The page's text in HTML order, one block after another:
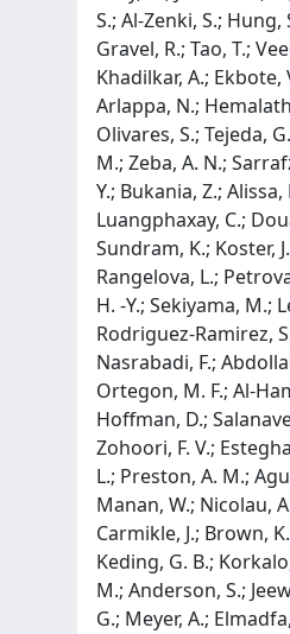
S.; Al-Zenki, S.; Hung,
Gravel, R.; Tao, T.;
Khadilkar, A.;
Arlappa, N.;
Olivares, S.; Tejeda,
M.; Zeba, A. N.;
Y.; Bukania, Z.;
Luangphaxay, C.;
Sundram, K.; Koster,
Rangelova, L.;
H. -Y.; Sekiyama, M.;
Rodriguez-Ramirez,
Nasrabadi, F.;
Ortegon, M. F.; Al-
Hoffman, D.;
Zohoori, F. V.;
L.; Preston, A. M.;
Manan, W.; Nicolau,
Carmikle, J.; Brown,
Keding, G. B.;
M.; Anderson, S.;
G.; Meyer, A.;